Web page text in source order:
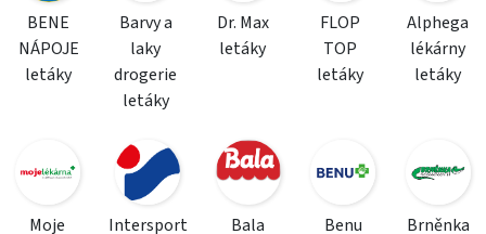
BENE
NÁPOJE
letáky
Barvy a
laky
drogerie
letáky
Dr. Max
letáky
FLOP
TOP
letáky
Alphega
lékárny
letáky
Moje
Intersport
Bala
Benu
Brněnka